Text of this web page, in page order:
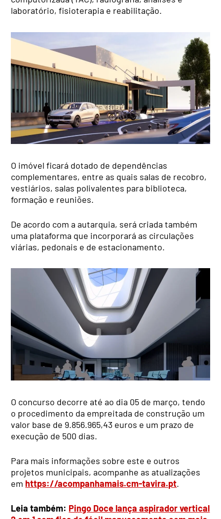
laboratório, fisioterapia e reabilitação.
O imóvel ficará dotado de dependências
complementares, entre as quais salas de recobro,
vestiários, salas polivalentes para biblioteca,
formação e reuniões.
De acordo com a autarquia, será criada também
uma plataforma que incorporará as circulações
viárias, pedonais e de estacionamento.
O concurso decorre até ao dia 05 de março, tendo
o procedimento da empreitada de construção um
valor base de 9.856.965,43 euros e um prazo de
execução de 500 dias.
Para mais informações sobre este e outros
projetos municipais, acompanhe as atualizações
em https://acompanhamais.cm-tavira.pt.
Leia também: Pingo Doce lança aspirador vertical